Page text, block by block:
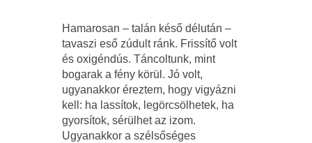
Hamarosan – talán késő délután –
tavaszi eső zúdult ránk. Frissítő volt
és oxigéndús. Táncoltunk, mint
bogarak a fény körül. Jó volt,
ugyanakkor éreztem, hogy vigyázni
kell: ha lassítok, legörcsölhetek, ha
gyorsítok, sérülhet az izom.
Ugyanakkor a szélsőséges